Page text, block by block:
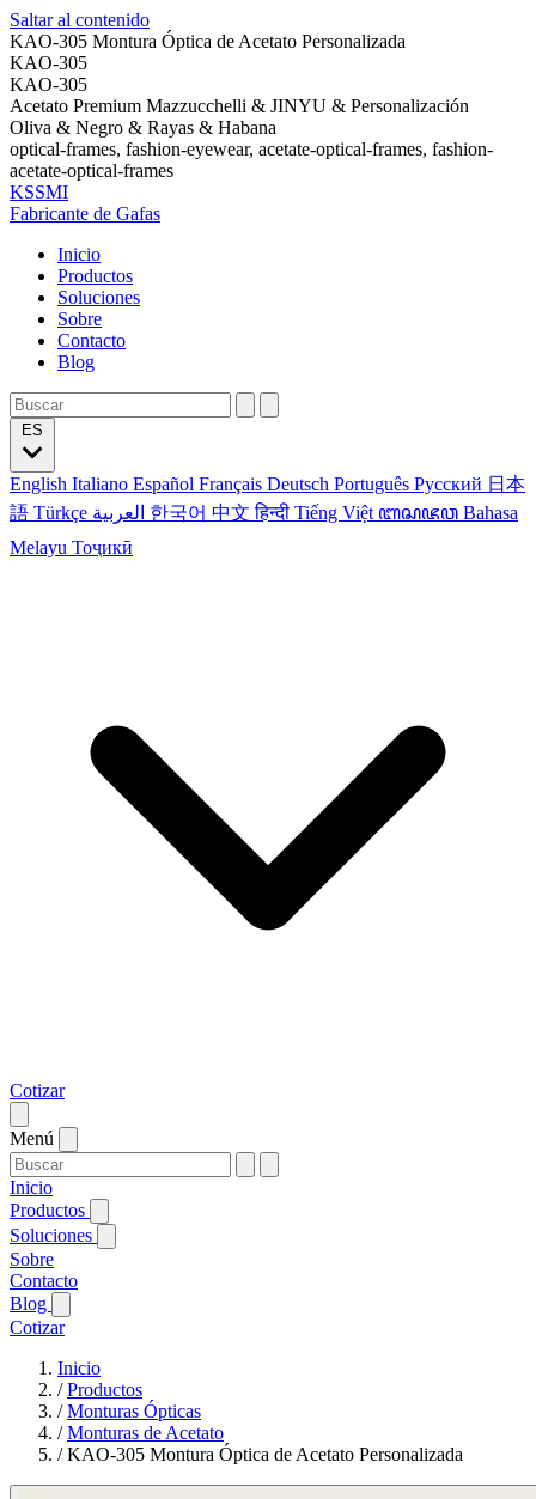
Saltar al contenido
KAO-305 Montura Óptica de Acetato Personalizada
KAO-305
KAO-305
Acetato Premium Mazzucchelli & JINYU & Personalización
Oliva & Negro & Rayas & Habana
optical-frames, fashion-eyewear, acetate-optical-frames, fashion-
acetate-optical-frames
KSSMI
Fabricante de Gafas
Inicio
Productos
Soluciones
Sobre
Contacto
Blog
English Italiano Español Français Deutsch Português Русский 日本
語 Türkçe 한국어 中文हिन्दी Tiếng Việt ꦧꦱꦗꦮ Bahasa
Melayu Тоҷикӣ
Cotizar
Menú
Inicio
Productos
Soluciones
Sobre
Contacto
Blog
Cotizar
Inicio
/Productos
/Monturas Ópticas
/Monturas de Acetato
/KAO-305 Montura Óptica de Acetato Personalizada